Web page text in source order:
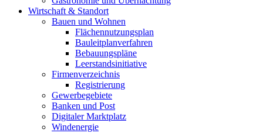
Wirtschaft & Standort
Bauen und Wohnen
Flächennutzungsplan
Bauleitplanverfahren
Bebauungspläne
Leerstandsinitiative
Firmenverzeichnis
Registrierung
Gewerbegebiete
Banken und Post
Digitaler Marktplatz
Windenergie